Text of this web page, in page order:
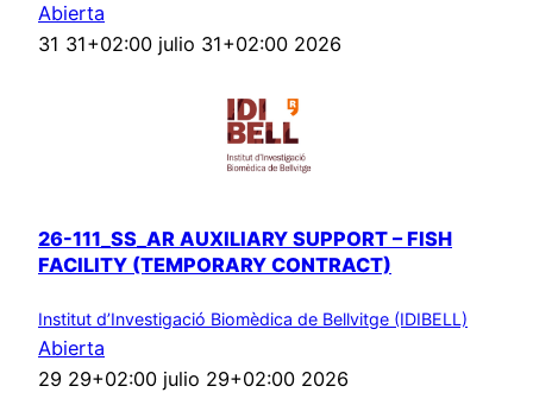
Abierta
31 31+02:00 julio 31+02:00 2026
26-111_SS_AR AUXILIARY SUPPORT – FISH
FACILITY (TEMPORARY CONTRACT)
Institut d’Investigació Biomèdica de Bellvitge (IDIBELL)
Abierta
29 29+02:00 julio 29+02:00 2026